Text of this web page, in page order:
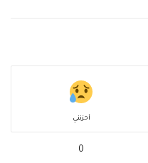
أحزنني
0